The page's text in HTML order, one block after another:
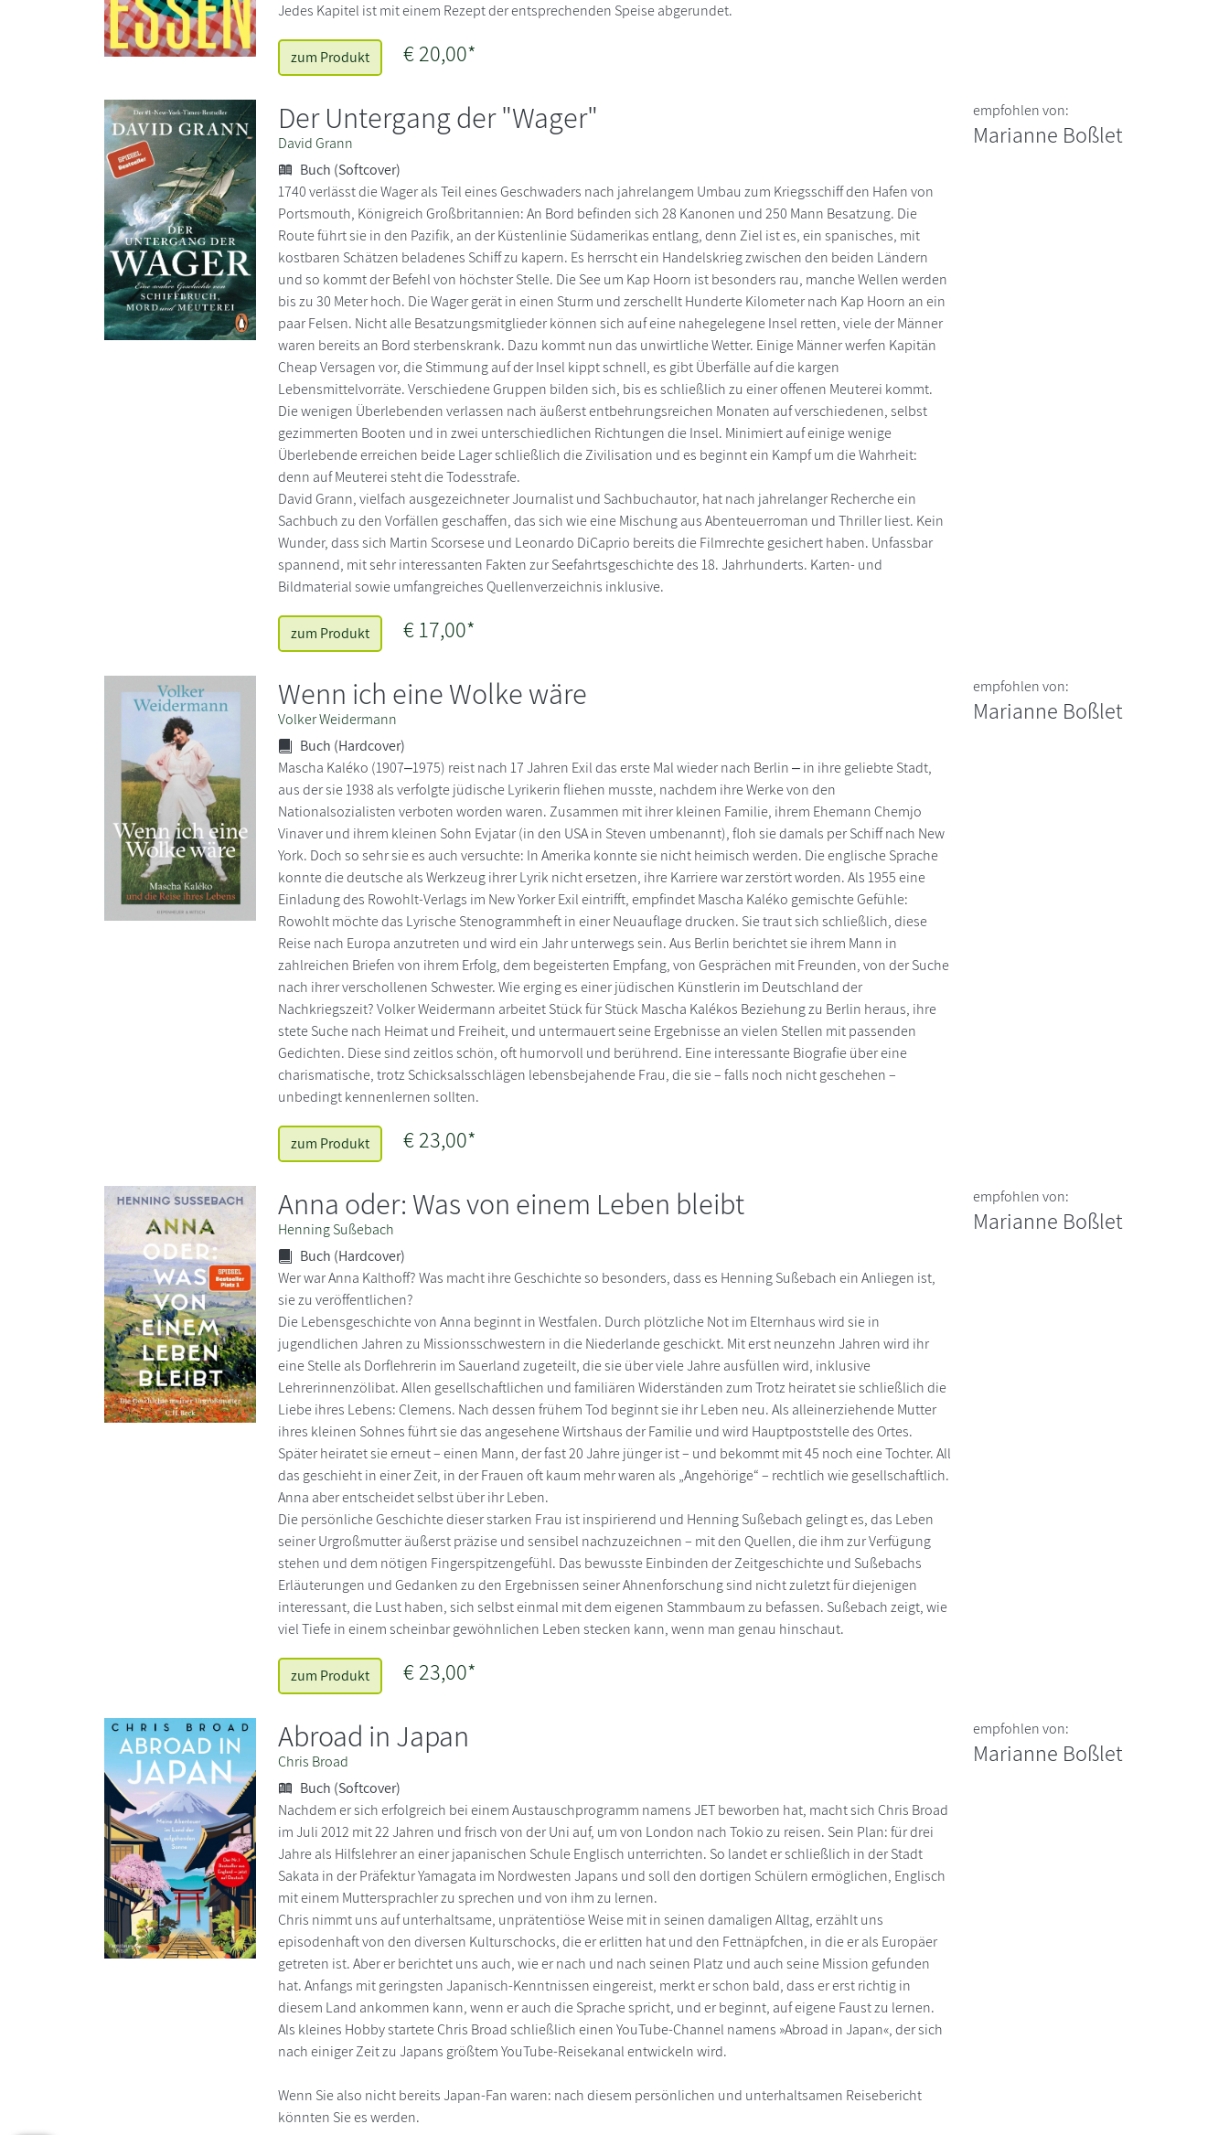
Jedes Kapitel ist mit einem Rezept der entsprechenden Speise abgerundet.
zum Produkt € 20,00*
empfohlen von:
Marianne Boßlet
Der Untergang der "Wager"
David Grann
Buch (Softcover)
1740 verlässt die Wager als Teil eines Geschwaders nach jahrelangem Umbau zum Kriegsschiff den Hafen von
Portsmouth, Königreich Großbritannien: An Bord befinden sich 28 Kanonen und 250 Mann Besatzung. Die
Route führt sie in den Pazifik, an der Küstenlinie Südamerikas entlang, denn Ziel ist es, ein spanisches, mit
kostbaren Schätzen beladenes Schiff zu kapern. Es herrscht ein Handelskrieg zwischen den beiden Ländern
und so kommt der Befehl von höchster Stelle. Die See um Kap Hoorn ist besonders rau, manche Wellen werden
bis zu 30 Meter hoch. Die Wager gerät in einen Sturm und zerschellt Hunderte Kilometer nach Kap Hoorn an ein
paar Felsen. Nicht alle Besatzungsmitglieder können sich auf eine nahegelegene Insel retten, viele der Männer
waren bereits an Bord sterbenskrank. Dazu kommt nun das unwirtliche Wetter. Einige Männer werfen Kapitän
Cheap Versagen vor, die Stimmung auf der Insel kippt schnell, es gibt Überfälle auf die kargen
Lebensmittelvorräte. Verschiedene Gruppen bilden sich, bis es schließlich zu einer offenen Meuterei kommt.
Die wenigen Überlebenden verlassen nach äußerst entbehrungsreichen Monaten auf verschiedenen, selbst
gezimmerten Booten und in zwei unterschiedlichen Richtungen die Insel. Minimiert auf einige wenige
Überlebende erreichen beide Lager schließlich die Zivilisation und es beginnt ein Kampf um die Wahrheit:
denn auf Meuterei steht die Todesstrafe.
David Grann, vielfach ausgezeichneter Journalist und Sachbuchautor, hat nach jahrelanger Recherche ein
Sachbuch zu den Vorfällen geschaffen, das sich wie eine Mischung aus Abenteuerroman und Thriller liest. Kein
Wunder, dass sich Martin Scorsese und Leonardo DiCaprio bereits die Filmrechte gesichert haben. Unfassbar
spannend, mit sehr interessanten Fakten zur Seefahrtsgeschichte des 18. Jahrhunderts. Karten- und
Bildmaterial sowie umfangreiches Quellenverzeichnis inklusive.
zum Produkt € 17,00*
empfohlen von:
Marianne Boßlet
Wenn ich eine Wolke wäre
Volker Weidermann
Buch (Hardcover)
Mascha Kaléko (1907‒1975) reist nach 17 Jahren Exil das erste Mal wieder nach Berlin ‒ in ihre geliebte Stadt,
aus der sie 1938 als verfolgte jüdische Lyrikerin fliehen musste, nachdem ihre Werke von den
Nationalsozialisten verboten worden waren. Zusammen mit ihrer kleinen Familie, ihrem Ehemann Chemjo
Vinaver und ihrem kleinen Sohn Evjatar (in den USA in Steven umbenannt), floh sie damals per Schiff nach New
York. Doch so sehr sie es auch versuchte: In Amerika konnte sie nicht heimisch werden. Die englische Sprache
konnte die deutsche als Werkzeug ihrer Lyrik nicht ersetzen, ihre Karriere war zerstört worden. Als 1955 eine
Einladung des Rowohlt-Verlags im New Yorker Exil eintrifft, empfindet Mascha Kaléko gemischte Gefühle:
Rowohlt möchte das Lyrische Stenogrammheft in einer Neuauflage drucken. Sie traut sich schließlich, diese
Reise nach Europa anzutreten und wird ein Jahr unterwegs sein. Aus Berlin berichtet sie ihrem Mann in
zahlreichen Briefen von ihrem Erfolg, dem begeisterten Empfang, von Gesprächen mit Freunden, von der Suche
nach ihrer verschollenen Schwester. Wie erging es einer jüdischen Künstlerin im Deutschland der
Nachkriegszeit? Volker Weidermann arbeitet Stück für Stück Mascha Kalékos Beziehung zu Berlin heraus, ihre
stete Suche nach Heimat und Freiheit, und untermauert seine Ergebnisse an vielen Stellen mit passenden
Gedichten. Diese sind zeitlos schön, oft humorvoll und berührend. Eine interessante Biografie über eine
charismatische, trotz Schicksalsschlägen lebensbejahende Frau, die sie – falls noch nicht geschehen –
unbedingt kennenlernen sollten.
zum Produkt € 23,00*
empfohlen von:
Marianne Boßlet
Anna oder: Was von einem Leben bleibt
Henning Sußebach
Buch (Hardcover)
Wer war Anna Kalthoff? Was macht ihre Geschichte so besonders, dass es Henning Sußebach ein Anliegen ist,
sie zu veröffentlichen?
Die Lebensgeschichte von Anna beginnt in Westfalen. Durch plötzliche Not im Elternhaus wird sie in
jugendlichen Jahren zu Missionsschwestern in die Niederlande geschickt. Mit erst neunzehn Jahren wird ihr
eine Stelle als Dorflehrerin im Sauerland zugeteilt, die sie über viele Jahre ausfüllen wird, inklusive
Lehrerinnenzölibat. Allen gesellschaftlichen und familiären Widerständen zum Trotz heiratet sie schließlich die
Liebe ihres Lebens: Clemens. Nach dessen frühem Tod beginnt sie ihr Leben neu. Als alleinerziehende Mutter
ihres kleinen Sohnes führt sie das angesehene Wirtshaus der Familie und wird Hauptpoststelle des Ortes.
Später heiratet sie erneut – einen Mann, der fast 20 Jahre jünger ist – und bekommt mit 45 noch eine Tochter. All
das geschieht in einer Zeit, in der Frauen oft kaum mehr waren als „Angehörige“ – rechtlich wie gesellschaftlich.
Anna aber entscheidet selbst über ihr Leben.
Die persönliche Geschichte dieser starken Frau ist inspirierend und Henning Sußebach gelingt es, das Leben
seiner Urgroßmutter äußerst präzise und sensibel nachzuzeichnen – mit den Quellen, die ihm zur Verfügung
stehen und dem nötigen Fingerspitzengefühl. Das bewusste Einbinden der Zeitgeschichte und Sußebachs
Erläuterungen und Gedanken zu den Ergebnissen seiner Ahnenforschung sind nicht zuletzt für diejenigen
interessant, die Lust haben, sich selbst einmal mit dem eigenen Stammbaum zu befassen. Sußebach zeigt, wie
viel Tiefe in einem scheinbar gewöhnlichen Leben stecken kann, wenn man genau hinschaut.
zum Produkt € 23,00*
empfohlen von:
Marianne Boßlet
Abroad in Japan
Chris Broad
Buch (Softcover)
Nachdem er sich erfolgreich bei einem Austauschprogramm namens JET beworben hat, macht sich Chris Broad
im Juli 2012 mit 22 Jahren und frisch von der Uni auf, um von London nach Tokio zu reisen. Sein Plan: für drei
Jahre als Hilfslehrer an einer japanischen Schule Englisch unterrichten. So landet er schließlich in der Stadt
Sakata in der Präfektur Yamagata im Nordwesten Japans und soll den dortigen Schülern ermöglichen, Englisch
mit einem Muttersprachler zu sprechen und von ihm zu lernen.
Chris nimmt uns auf unterhaltsame, unprätentiöse Weise mit in seinen damaligen Alltag, erzählt uns
episodenhaft von den diversen Kulturschocks, die er erlitten hat und den Fettnäpfchen, in die er als Europäer
getreten ist. Aber er berichtet uns auch, wie er nach und nach seinen Platz und auch seine Mission gefunden
hat. Anfangs mit geringsten Japanisch-Kenntnissen eingereist, merkt er schon bald, dass er erst richtig in
diesem Land ankommen kann, wenn er auch die Sprache spricht, und er beginnt, auf eigene Faust zu lernen.
Als kleines Hobby startete Chris Broad schließlich einen YouTube-Channel namens »Abroad in Japan«, der sich
nach einiger Zeit zu Japans größtem YouTube-Reisekanal entwickeln wird.
Wenn Sie also nicht bereits Japan-Fan waren: nach diesem persönlichen und unterhaltsamen Reisebericht
könnten Sie es werden.